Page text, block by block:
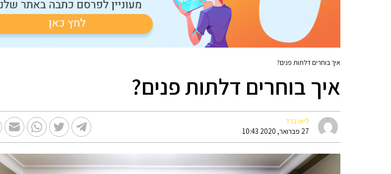
איך בוחרים דלתות פנים?
איך בוחרים דלתות פנים?
ליאו ברד
27 פברואר, 2020 10:43